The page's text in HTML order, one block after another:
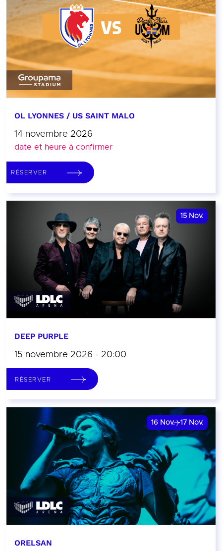
OL LYONNES / US SAINT MALO
14 novembre 2026
date et heure à confirmer
RÉSERVER
15 Nov.
DEEP PURPLE
15 novembre 2026 - 20:00
RÉSERVER
16 Nov. 17 Nov.
ORELSAN